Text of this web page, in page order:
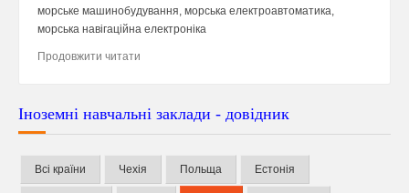
морське машинобудування, морська електроавтоматика,
морська навігаційна електроніка
Продовжити читати
Іноземні навчальні заклади - довідник
Всі країни Чехія Польща Естонія